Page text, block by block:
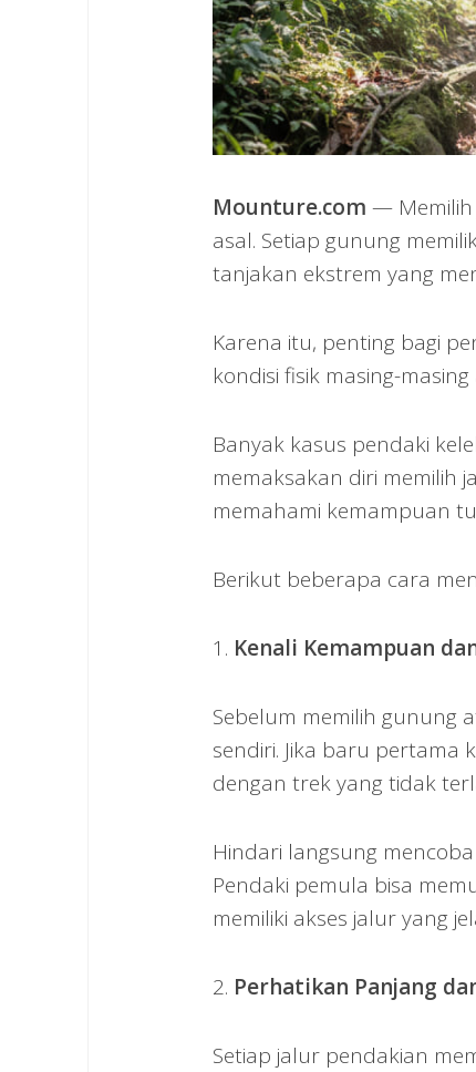
Mounture.com — Memilih
asal. Setiap gunung
tanjakan ekstrem yang
Karena itu, penting bagi
kondisi fisik masing-
Banyak kasus pendaki
memaksakan diri memilih
memahami kemampuan
Berikut beberapa cara
1. Kenali Kemampuan
Sebelum memilih gunung
sendiri. Jika baru pertama
dengan trek yang tidak
Hindari langsung
Pendaki pemula bisa
memiliki akses jalur yang
2. Perhatikan Panjang
Setiap jalur pendakian